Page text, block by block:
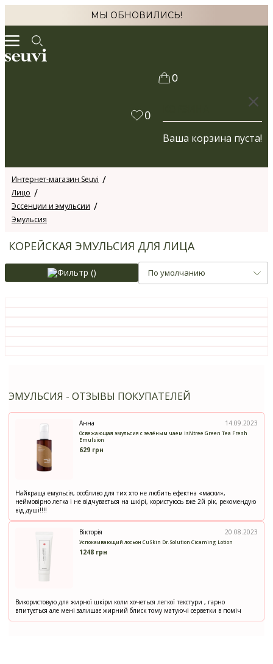
МЫ ОБНОВИЛИСЬ!
0
0
Ваша корзина пуста!
Интернет-магазин Seuvi
Лицо
Эссенции и эмульсии
Эмульсия
КОРЕЙСКАЯ ЭМУЛЬСИЯ ДЛЯ ЛИЦА
Фильтр () По умолчанию
ЭМУЛЬСИЯ - ОТЗЫВЫ ПОКУПАТЕЛЕЙ
Анна 14.09.2023
Освежающая эмульсия с зелёным чаем IsNtree Green Tea Fresh
Emulsion
629 грн
Найкраща емульсія, особливо для тих хто не любить ефектна «маски»,
неймовірно легка і не відчувається на шкірі, користуюсь вже 2й рік, рекомендую
від душі!!!!
Вікторія 20.08.2023
Успокаивающий лосьон CuSkin Dr.Solution Cicaming Lotion
1248 грн
Використовую для жирної шкіри коли хочеться легкої текстури , гарно
впитується але мені залишає жирний блиск тому матуючі серветки в поміч